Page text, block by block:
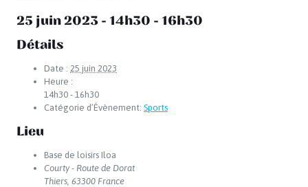
25 juin 2023 - 14h30 - 16h30
Détails
Date : 25 juin 2023
Heure :
14h30 - 16h30
Catégorie d’Évènement: Sports
Lieu
Base de loisirs Iloa
Courty - Route de Dorat
Thiers 63300 France